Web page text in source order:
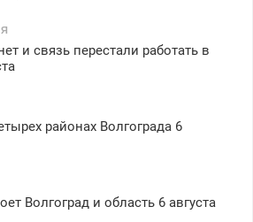
и связь перестали работать в
районах Волгограда 6
Волгоград и область 6 августа